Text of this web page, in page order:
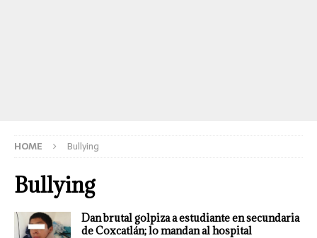
HOME Bullying
Bullying
Dan brutal golpiza a estudiante en secundaria
de Coxcatlán; lo mandan al hospital